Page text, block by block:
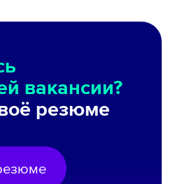
вакансии?
резюме